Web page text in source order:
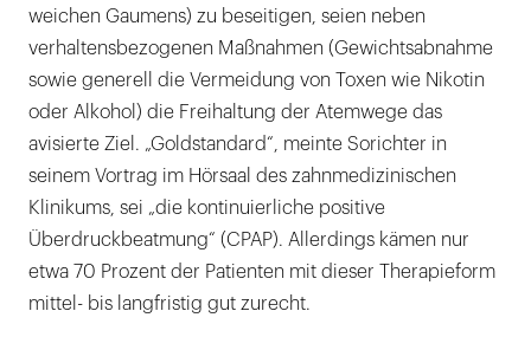
weichen Gaumens) zu beseitigen, seien neben
verhaltensbezogenen Maßnahmen (Gewichtsabnahme
sowie generell die Vermeidung von Toxen wie Nikotin
oder Alkohol) die Freihaltung der Atemwege das
avisierte Ziel. „Goldstandard“, meinte Sorichter in
seinem Vortrag im Hörsaal des zahnmedizinischen
Klinikums, sei „die kontinuierliche positive
Überdruckbeatmung“ (CPAP). Allerdings kämen nur
etwa 70 Prozent der Patienten mit dieser Therapieform
mittel- bis langfristig gut zurecht.